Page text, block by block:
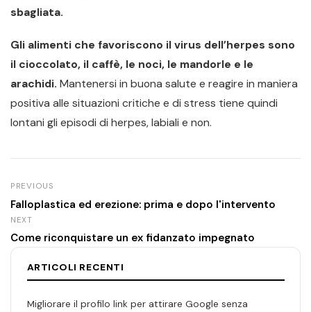
sbagliata.
Gli alimenti che favoriscono il virus dell’herpes sono
il cioccolato, il caffè, le noci, le mandorle e le
arachidi. Mantenersi in buona salute e reagire in maniera
positiva alle situazioni critiche e di stress tiene quindi
lontani gli episodi di herpes, labiali e non.
PREVIOUS
Falloplastica ed erezione: prima e dopo l'intervento
NEXT
Come riconquistare un ex fidanzato impegnato
ARTICOLI RECENTI
Migliorare il profilo link per attirare Google senza